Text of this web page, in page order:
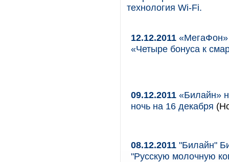
технология Wi-Fi.
12.12.2011 «МегаФон»
«Четыре бонуса к
09.12.2011 «Билайн»
ночь на 16 декабря
08.12.2011 "Билайн"
"Русскую молочную